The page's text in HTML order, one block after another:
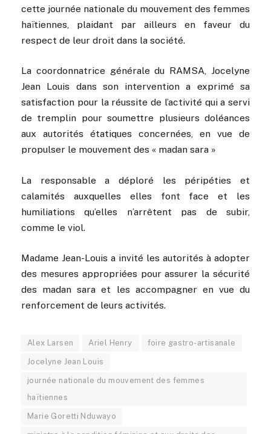
cette journée nationale du mouvement des femmes
haïtiennes, plaidant par ailleurs en faveur du
respect de leur droit dans la société.
La coordonnatrice générale du RAMSA, Jocelyne
Jean Louis dans son intervention a exprimé sa
satisfaction pour la réussite de l’activité qui a servi
de tremplin pour soumettre plusieurs doléances
aux autorités étatiques concernées, en vue de
propulser le mouvement des « madan sara »
La responsable a déploré les péripéties et
calamités auxquelles elles font face et les
humiliations qu’elles n’arrêtent pas de subir,
comme le viol.
Madame Jean-Louis a invité les autorités à adopter
des mesures appropriées pour assurer la sécurité
des madan sara et les accompagner en vue du
renforcement de leurs activités.
Alex Larsen Ariel Henry foire gastro-artisanale
Jocelyne Jean Louis
journée nationale du mouvement des femmes
haïtiennes
Marie Goretti Nduwayo